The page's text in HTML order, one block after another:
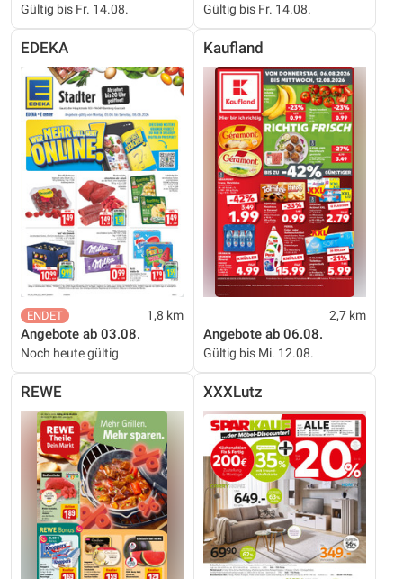
Gültig bis Fr. 14.08. Gültig bis Fr. 14.08.
EDEKA
1,8 km
Angebote ab 03.08.
Noch heute gültig
Kaufland
2,7 km
Angebote ab 06.08.
Gültig bis Mi. 12.08.
REWE XXXLutz